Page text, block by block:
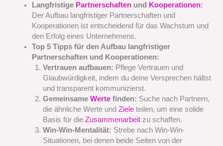
Langfristige Partnerschaftenund Kooperationen:
Der Aufbau langfristiger Partnerschaften und
Kooperationen ist entscheidend für das Wachstum und
den Erfolg eines Unternehmens.
Top 5 Tipps für den Aufbau langfristiger
Partnerschaften und Kooperationen:
Vertrauen aufbauen: Pflege Vertrauen und
Glaubwürdigkeit, indem du deine Versprechen hältst
und transparent kommunizierst.
Gemeinsame Wertefinden: Suche nach Partnern,
die ähnliche Werte und Zieleteilen, um eine solide
Basis für die Zusammenarbeitzu schaffen.
Win-Win-Mentalität: Strebe nach Win-Win-
Situationen, bei denen beide Seiten von der